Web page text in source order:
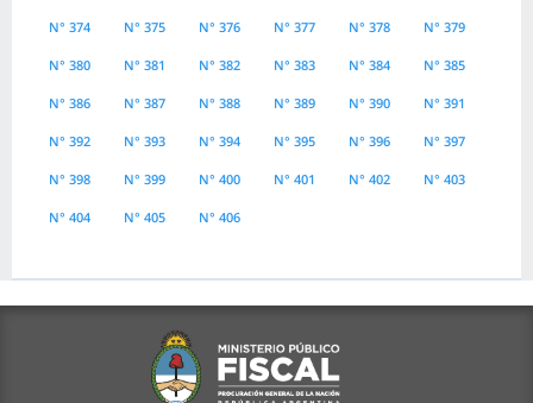
N° 374 N° 375 N° 376 N° 377 N° 378 N° 379
N° 380 N° 381 N° 382 N° 383 N° 384 N° 385
N° 386 N° 387 N° 388 N° 389 N° 390 N° 391
N° 392 N° 393 N° 394 N° 395 N° 396 N° 397
N° 398 N° 399 N° 400 N° 401 N° 402 N° 403
N° 404 N° 405 N° 406